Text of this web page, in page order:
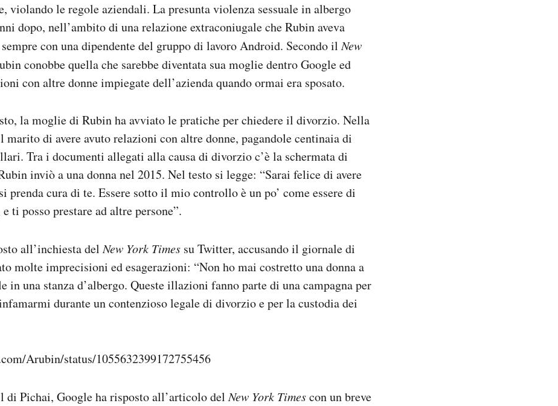
violando le regole aziendali. La presunta violenza sessuale in albergo
dopo, nell’ambito di una relazione extraconiugale che Rubin aveva
con una dipendente del gruppo di lavoro Android. Secondo ilNew
conobbe quella che sarebbe diventata sua moglie dentro Google ed
con altre donne impiegate dell’azienda quando ormai era sposato.
la moglie di Rubin ha avviato le pratiche per chiedere il divorzio. Nella
marito di avere avuto relazioni con altre donne, pagandole centinaia di
Tra i documenti allegati alla causa di divorzio c’è la schermata di
inviò a una donna nel 2015. Nel testo si legge: “Sarai felice di avere
prenda cura di te. Essere sotto il mio controllo è un po’ come essere di
ti posso prestare ad altre persone”.
all’inchiesta delNew York Times su Twitter, accusando il giornale di
molte imprecisioni ed esagerazioni: “Non ho mai costretto una donna a
in una stanza d’albergo. Queste illazioni fanno parte di una campagna per
durante un contenzioso legale di divorzio e per la custodia dei
Arubin/status/1055632399172755456
di Pichai, Google ha risposto all’articolo delNew York Timescon un breve